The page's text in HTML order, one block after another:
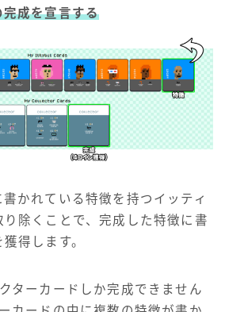
成を宣言する
かれている特徴を持つイッティ
り除くことで、完成した特徴に書
得します。
ターカードしか完成できません